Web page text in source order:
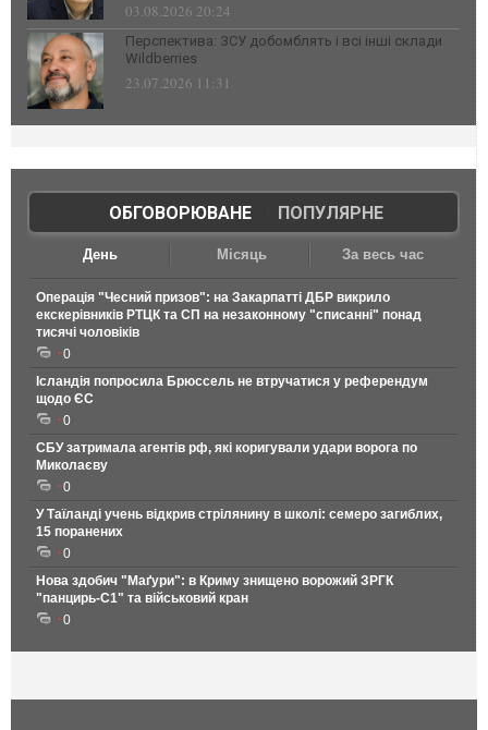
03.08.2026 20:24
Перспектива: ЗСУ добомблять і всі інші склади
Wildberries
23.07.2026 11:31
ОБГОВОРЮВАНЕ| ПОПУЛЯРНЕ
День Місяць За весь час
Операція "Чесний призов": на Закарпатті ДБР викрило
екскерівників РТЦК та СП на незаконному "списанні" понад
тисячі чоловіків
0
Ісландія попросила Брюссель не втручатися у референдум
щодо ЄС
0
СБУ затримала агентів рф, які коригували удари ворога по
Миколаєву
0
У Таїланді учень відкрив стрілянину в школі: семеро загиблих,
15 поранених
0
Нова здобич "Маґури": в Криму знищено ворожий ЗРГК
"панцирь-С1" та військовий кран
0